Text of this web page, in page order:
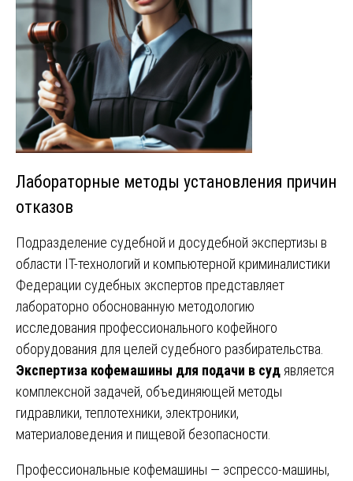
Лабораторные методы установления причин
отказов
Подразделение судебной и досудебной экспертизы в
области IT-технологий и компьютерной криминалистики
Федерации судебных экспертов представляет
лабораторно обоснованную методологию
исследования профессионального кофейного
оборудования для целей судебного разбирательства.
Экспертиза кофемашины для подачи в суд является
комплексной задачей, объединяющей методы
гидравлики, теплотехники, электроники,
материаловедения и пищевой безопасности.
Профессиональные кофемашины — эспрессо-машины,